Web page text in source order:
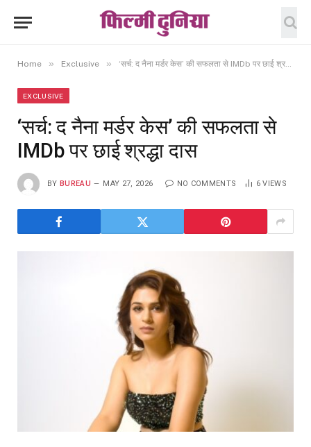
Home » Exclusive » ‘सर्च: द नैना मर्डर केस’ की सफलता से IMDb पर छाई श्रद्धा दास
EXCLUSIVE
‘सर्च: द नैना मर्डर केस’ की सफलता से
IMDb पर छाई श्रद्धा दास
BY BUREAU MAY 27, 2026 NO COMMENTS 6VIEWS